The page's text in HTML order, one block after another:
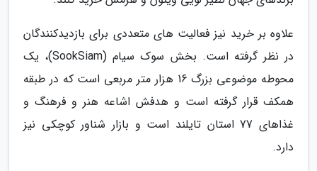
علاوه بر خرید نیز فعالیت های متعددی برای بازدیدکنندگان
در نظر گرفته است. بخش سوک سیام (SookSiam)، یک
محوطه موضوعی بزرگ 16 هزار متر مربعی است که در طبقه
همکف قرار گرفته است و هدفش اشاعه هنر و فرهنگ و
غذاهای 77 استان تایلند است و بازار شناور کوچکی نیز
دارد.